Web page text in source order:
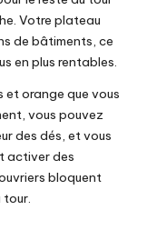
Votre plateau
de bâtiments, ce
en plus rentables.
et orange que vous
vous pouvez
des dés, et vous
activer des
bloquent
tour.